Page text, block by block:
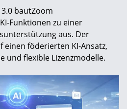
bautZoom
Funktionen zu einer
aus. Der
einen föderierten KI-Ansatz,
und flexible Lizenzmodelle.